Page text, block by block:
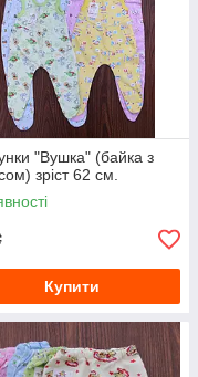
нанесені за
що унеможливлює
придатний для
очистити від
кольорів і
"Вушка" (байка з
зріст 62 см.
Купити